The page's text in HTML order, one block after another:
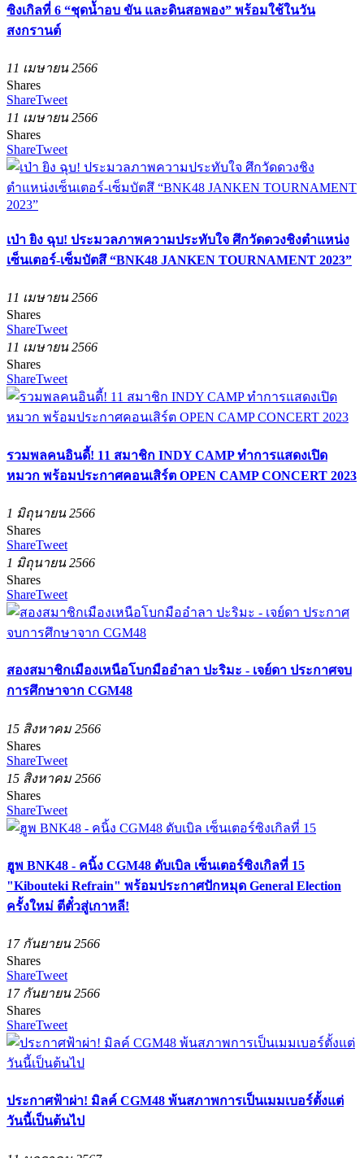
ซิงเกิลที่ 6 “ชุดน้ำอบ ขัน และดินสอพอง” พร้อมใช้ในวัน
สงกรานต์
11 เมษายน 2566
Shares
ShareTweet
11 เมษายน 2566
Shares
ShareTweet
เป่า ยิง ฉุบ! ประมวลภาพความประทับใจ ศึกวัดดวงชิงตำแหน่ง
เซ็นเตอร์-เซ็มบัตสึ “BNK48 JANKEN TOURNAMENT 2023”
11 เมษายน 2566
Shares
ShareTweet
11 เมษายน 2566
Shares
ShareTweet
รวมพลคนอินดี้! 11 สมาชิก INDY CAMP ทำการแสดงเปิด
หมวก พร้อมประกาศคอนเสิร์ต OPEN CAMP CONCERT 2023
1 มิถุนายน 2566
Shares
ShareTweet
1 มิถุนายน 2566
Shares
ShareTweet
สองสมาชิกเมืองเหนือโบกมืออำลา ปะริมะ - เจย์ดา ประกาศจบ
การศึกษาจาก CGM48
15 สิงหาคม 2566
Shares
ShareTweet
15 สิงหาคม 2566
Shares
ShareTweet
ฮูพ BNK48 - คนิ้ง CGM48 ดับเบิล เซ็นเตอร์ซิงเกิลที่ 15
"Kibouteki Refrain" พร้อมประกาศปักหมุด General Election
ครั้งใหม่ ตีตั๋วสู่เกาหลี!
17 กันยายน 2566
Shares
ShareTweet
17 กันยายน 2566
Shares
ShareTweet
ประกาศฟ้าผ่า! มิลค์ CGM48 พ้นสภาพการเป็นเมมเบอร์ตั้งแต่
วันนี้เป็นต้นไป